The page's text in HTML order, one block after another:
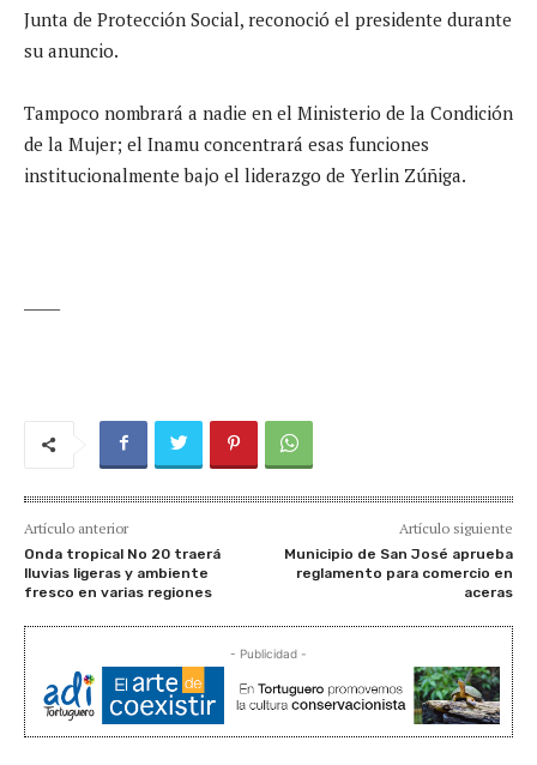
Junta de Protección Social, reconoció el presidente durante
su anuncio.
Tampoco nombrará a nadie en el Ministerio de la Condición
de la Mujer; el Inamu concentrará esas funciones
institucionalmente bajo el liderazgo de Yerlin Zúñiga.
Artículo anterior
Onda tropical No 20 traerá
lluvias ligeras y ambiente
fresco en varias regiones
Artículo siguiente
Municipio de San José aprueba
reglamento para comercio en
aceras
- Publicidad -